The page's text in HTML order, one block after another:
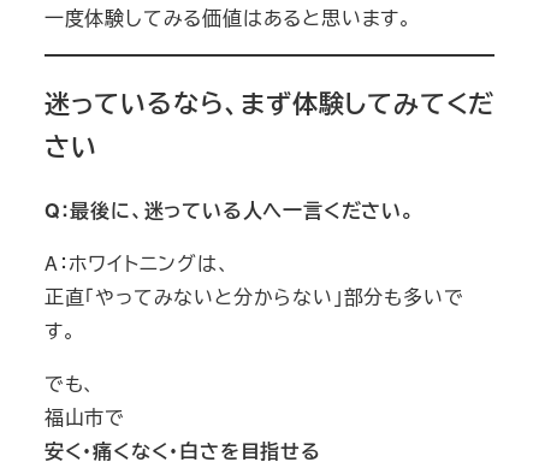
一度体験してみる価値はあると思います。
迷っているなら、まず体験してみてくだ
さい
Q：最後に、迷っている人へ一言ください。
A：ホワイトニングは、
正直「やってみないと分からない」部分も多いで
す。
でも、
福山市で
安く・痛くなく・白さを目指せる